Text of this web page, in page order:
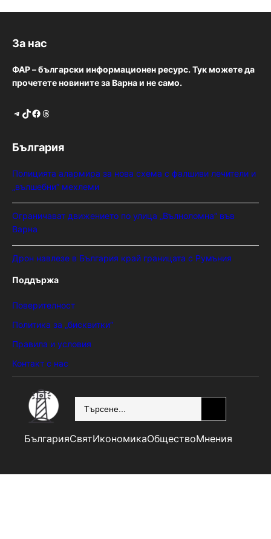
За нас
ФАР – български информационен ресурс. Тук можете да
прочетете новините за Варна и не само.
Telegram TikTok Facebook Threads
България
Полицията алармира за нова схема с фалшиви лечители и
„вълшебни“ мехлеми
Ограничават движението по улица „Вълноломна“ във
Варна
Дрон навлезе в България край границата с Румъния
Поддържа
Поверителност
Политика за „бисквитки“
Правила и условия
Контакт с нас
БългарияСвятИкономикаОбществоМнения